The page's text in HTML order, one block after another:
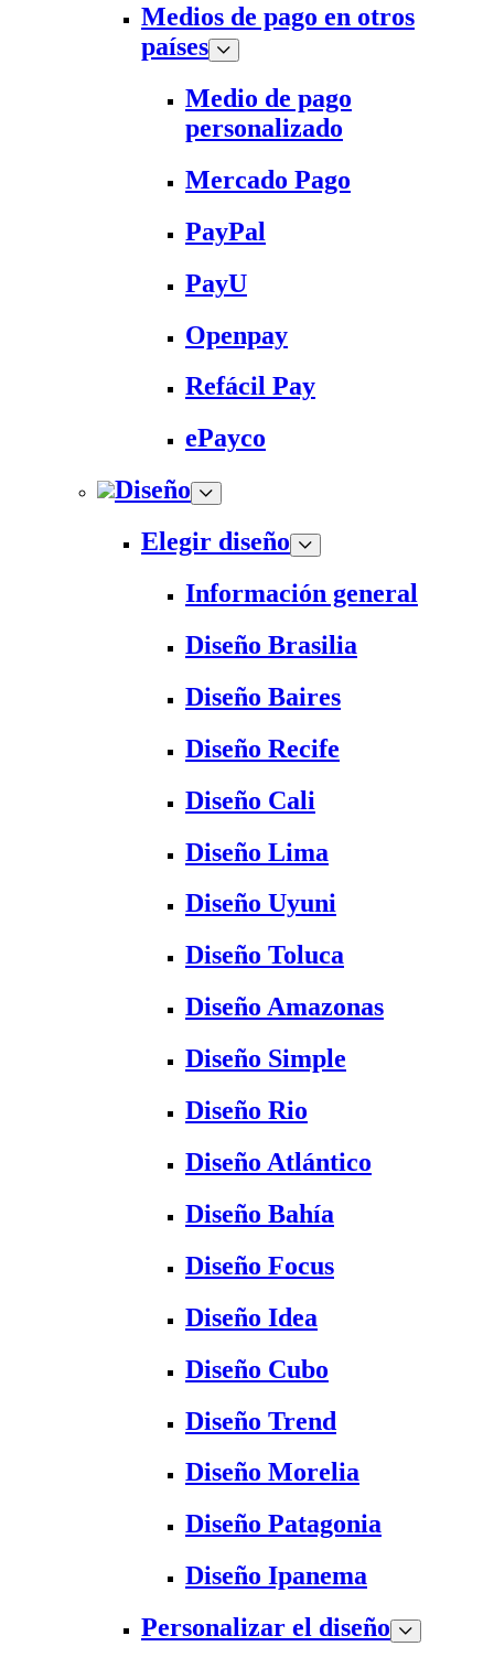
Medios de pago en otros
países
Medio de pago
personalizado
Mercado Pago
PayPal
PayU
Openpay
Refácil Pay
ePayco
Diseño
Elegir diseño
Información general
Diseño Brasilia
Diseño Baires
Diseño Recife
Diseño Cali
Diseño Lima
Diseño Uyuni
Diseño Toluca
Diseño Amazonas
Diseño Simple
Diseño Rio
Diseño Atlántico
Diseño Bahía
Diseño Focus
Diseño Idea
Diseño Cubo
Diseño Trend
Diseño Morelia
Diseño Patagonia
Diseño Ipanema
Personalizar el diseño